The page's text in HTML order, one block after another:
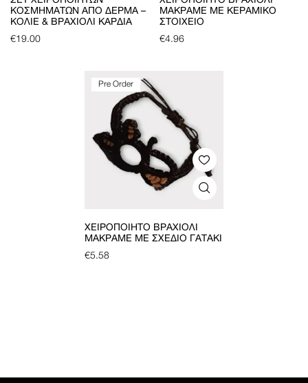
ΚΟΣΜΗΜΆΤΩΝ ΑΠΌ ΔΈΡΜΑ –
ΚΟΛΙΈ & ΒΡΑΧΙΌΛΙ ΚΑΡΔΙΆ
€19.00
ΜΑΚΡΑΜΈ ΜΕ ΚΕΡΑΜΙΚΌ
ΣΤΟΙΧΕΊΟ
€4.96
Pre Order
ΧΕΙΡΟΠΟΊΗΤΟ ΒΡΑΧΙΌΛΙ
ΜΑΚΡΑΜΈ ΜΕ ΣΧΈΔΙΟ ΓΑΤΆΚΙ
€5.58